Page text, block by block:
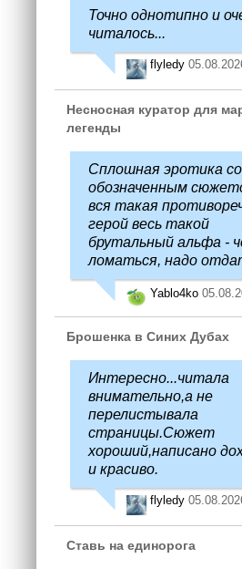
Точно однотипно и
читалось...
flyledy
Несносная куратор для
легенды
Сплошная эротика со
обозначенным
вся такая
герой весь такой
брутальный альфа -
ломаться, надо
Yablo4ko
Брошенка в Синих Дубах
Интересно...читала
внимательно,а не
перелистывала
страницы.Сюжет
хороший,написано
и красиво.
flyledy
Ставь на единорога